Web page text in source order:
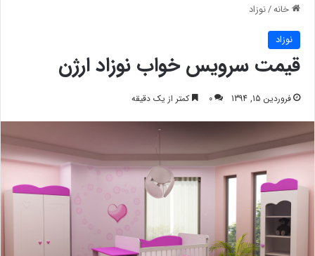
خانه/نوزاد
نوزاد
قیمت سرویس خواب نوزاد ارژن
فروردین 15, 1394 0 کمتر از یک دقیقه